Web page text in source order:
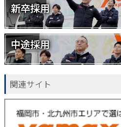
新卒採用
中途採用
関連サイト